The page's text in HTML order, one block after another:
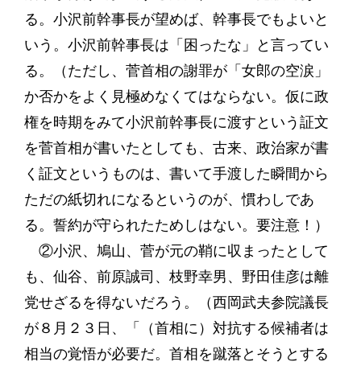
る。小沢前幹事長が望めば、幹事長でもよいと
いう。小沢前幹事長は「困ったな」と言ってい
る。（ただし、菅首相の謝罪が「女郎の空涙」
か否かをよく見極めなくてはならない。仮に政
権を時期をみて小沢前幹事長に渡すという証文
を菅首相が書いたとしても、古来、政治家が書
く証文というものは、書いて手渡した瞬間から
ただの紙切れになるというのが、慣わしであ
る。誓約が守られたためしはない。要注意！）
②小沢、鳩山、菅が元の鞘に収まったとして
も、仙谷、前原誠司、枝野幸男、野田佳彦は離
党せざるを得ないだろう。（西岡武夫参院議長
が８月２３日、「（首相に）対抗する候補者は
相当の覚悟が必要だ。首相を蹴落とそうとする